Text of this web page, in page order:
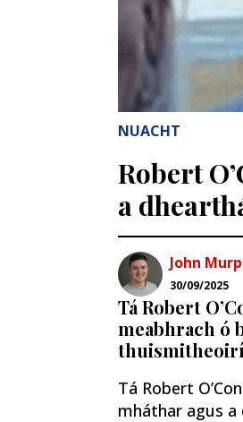
NUACHT
Robert
a
John
30/09/2025
Tá Robert
meabhrach ó
thuismitheoirí
Tá Robert
mháthar agus a